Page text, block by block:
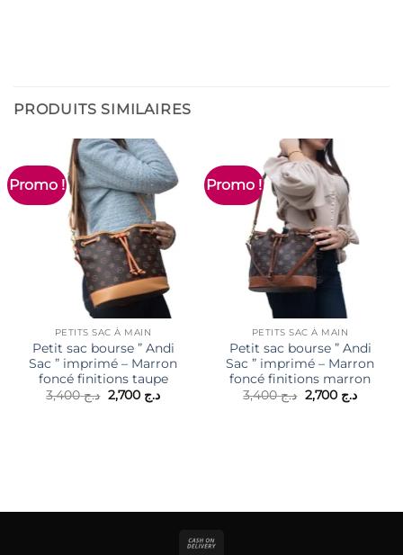
PRODUITS SIMILAIRES
Promo !
PETITS SAC À MAIN
Petit sac bourse ” Andi
Sac ” imprimé – Marron
foncé finitions taupe
د.ج3,400
Le
prix
د.ج 2,700
Le
Promo !
PETITS SAC À MAIN
Petit sac bourse ” Andi
Sac ” imprimé – Marron
foncé finitions marron
د.ج3,400
Le
prix
د.ج 2,700
Le